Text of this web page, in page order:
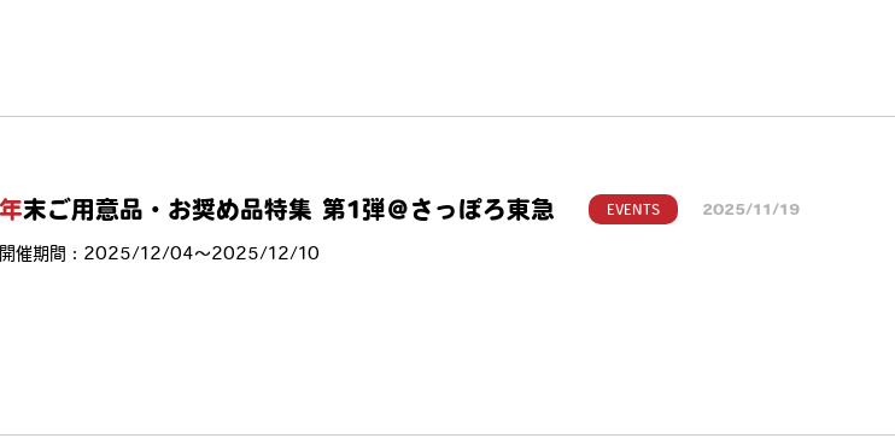
年末ご用意品・お奨め品特集 第1弾＠さっぽろ東急 EVENTS 2025/11/19
開催期間：2025/12/04〜2025/12/10